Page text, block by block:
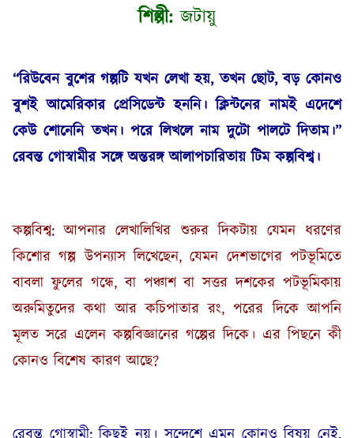
শিল্পী: জটায়ু
“রিউবেন বুশের গল্পটি যখন লেখা হয়, তখন ছোট, বড় কোনও
বুশই আমেরিকার প্রেসিডেন্ট হননি। ক্লিন্টনের নামই এদেশে
কেউ শোনেনি তখন। পরে লিখলে নাম দুটো পালটে দিতাম।”
রেবন্ত গোস্বামীরসঙ্গে অন্তরঙ্গ আলাপচারিতায় টিম কল্পবিশ্ব।
কল্পবিশ্ব: আপনার লেখালিখির শুরুর দিকটায় যেমন ধরণের
কিশোর গল্প উপন্যাস লিখেছেন, যেমন দেশভাগের পটভূমিতে
বাবলা ফুলের গন্ধে, বা পঞ্চাশ বা সত্তর দশকের পটভূমিকায়
অরুমিতুদের কথা আর কচিপাতার রং, পরের দিকে আপনি
মূলত সরে এলেন কল্পবিজ্ঞানের গল্পের দিকে। এর পিছনে কী
কোনও বিশেষ কারণ আছে?